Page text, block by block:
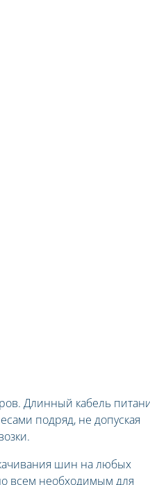
Длинный кабель
подряд, не допуская
шин на любых
всем необходимым для